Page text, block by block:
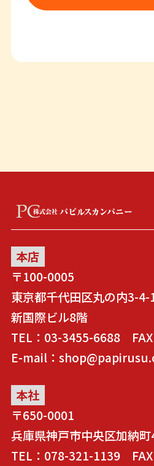
本店
〒100-0005
東京都千代田区丸の内3-4-
新国際ビル8階
TEL：03-3455-6688
E-mail：
本社
〒650-0001
兵庫県神戸市中央区加納
TEL：078-321-1139